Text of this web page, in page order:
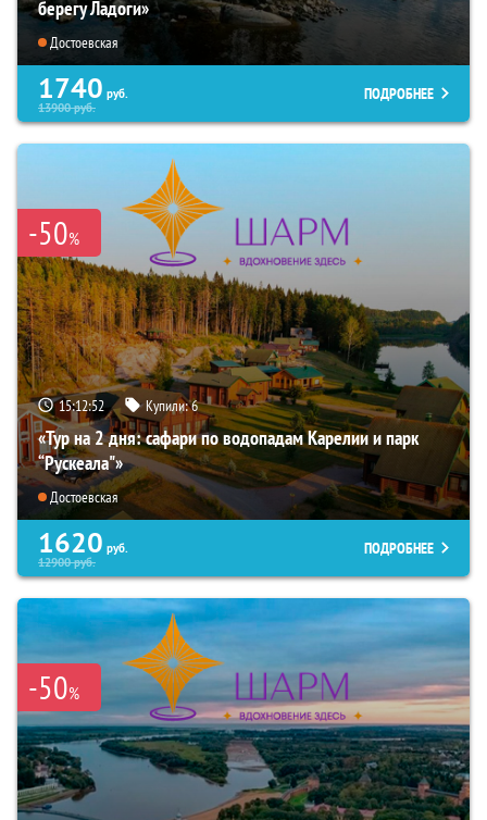
берегу Ладоги»
Достоевская
1740 руб.
13900руб.
ПОДРОБНЕЕ
-50%
15:12:51 Купили:6
«Тур на 2 дня: сафари по водопадам Карелии и парк
“Рускеала"»
Достоевская
1620 руб.
12900руб.
ПОДРОБНЕЕ
-50%